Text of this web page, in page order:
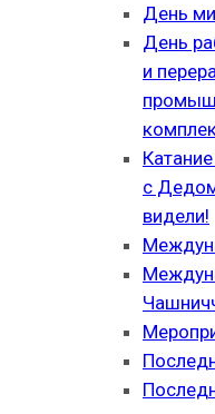
День
День
и
с
видели!